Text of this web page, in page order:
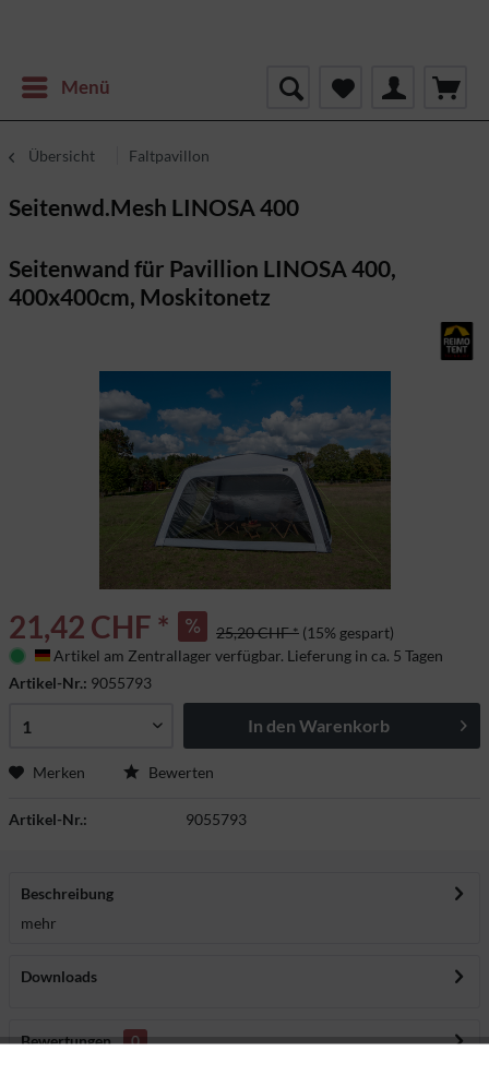
Menü
Übersicht Faltpavillon
Seitenwd.Mesh LINOSA 400
Seitenwand für Pavillion LINOSA 400,
400x400cm, Moskitonetz
21,42 CHF * 25,20 CHF * (15% gespart)
Deutschland
Artikel am Zentrallager verfügbar. Lieferung in ca. 5 Tagen
Artikel-Nr.: 9055793
In den Warenkorb
Merken Bewerten
Artikel-Nr.: 9055793
Beschreibung
mehr
Downloads
Bewertungen
0